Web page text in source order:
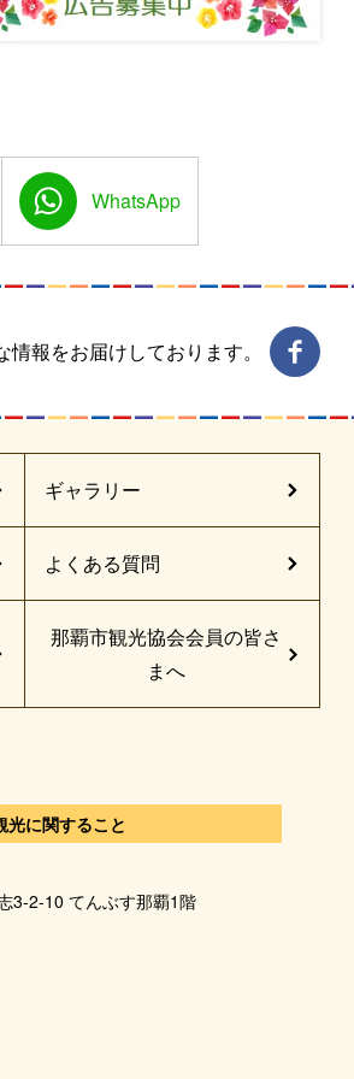
WhatsApp
報をお届けしております。
ギャラリー
よくある質問
那覇市観光協会会員の皆さ
まへ
光に関すること
3-2-10 てんぶす那覇1階